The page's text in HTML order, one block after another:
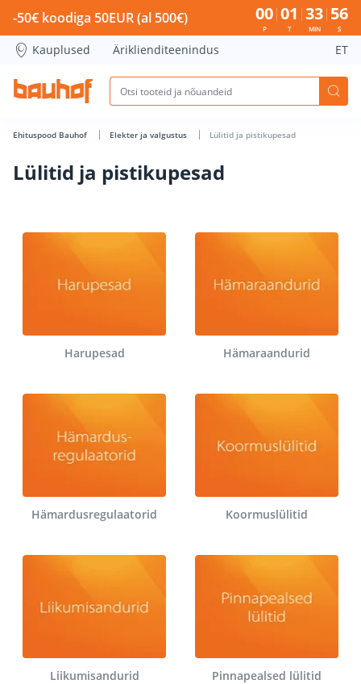
Lülitid ja pistikupesad - Bauhof has loaded
-50€ koodiga 50EUR (al 500€) 00
P
01
T
33
MIN
56
S
Kauplused Äriklienditeenindus ET
Ehituspood Bauhof Elekter ja valgustus Lülitid ja pistikupesad
Lülitid ja pistikupesad
Harupesad Hämaraandurid
Hämardusregulaatorid Koormuslülitid
Liikumisandurid Pinnapealsed lülitid